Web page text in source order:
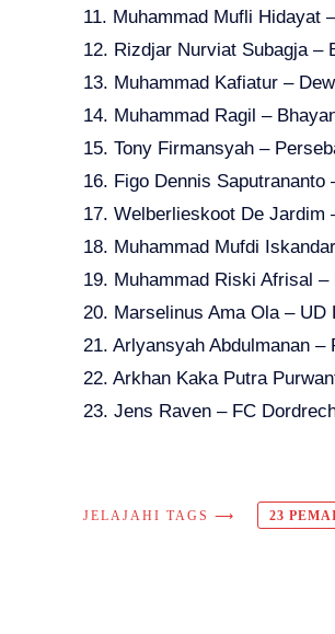
11. Muhammad Mufli Hidayat
12. Rizdjar Nurviat Subagja –
13. Muhammad Kafiatur –
14. Muhammad Ragil –
15. Tony Firmansyah –
16. Figo Dennis Saputrananto
17. Welberlieskoot De Jardim
18. Muhammad Mufdi
19. Muhammad Riski Afrisal –
20. Marselinus Ama Ola – UD
21. Arlyansyah Abdulmanan –
22. Arkhan Kaka Putra
23. Jens Raven – FC
JELAJAHI TAGS ⟶ 23